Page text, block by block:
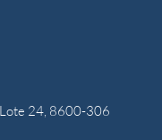
24, 8600-306